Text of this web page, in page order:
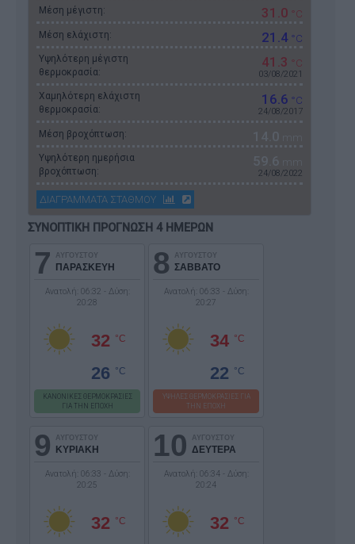
Μέση μέγιστη: 31.0 °C
Μέση ελάχιστη: 21.4 °C
Υψηλότερη μέγιστη
θερμοκρασία:
41.3 °C
03/08/2021
Χαμηλότερη ελάχιστη
θερμοκρασία:
16.6 °C
24/08/2017
Μέση βροχόπτωση: 14.0 mm
Υψηλότερη ημερήσια
βροχόπτωση:
59.6 mm
24/08/2022
ΔΙΑΓΡΑΜΜΑΤΑ ΣΤΑΘΜΟΥ
ΣΥΝΟΠΤΙΚΗ ΠΡΟΓΝΩΣΗ 4 ΗΜΕΡΩΝ
7 ΑΥΓΟΥΣΤΟΥ
ΠΑΡΑΣΚΕΥΗ
Ανατολή: 06:32 - Δύση:
20:28
32 °C
26 °C
ΚΑΝΟΝΙΚΕΣ ΘΕΡΜΟΚΡΑΣΙΕΣ
ΓΙΑ ΤΗΝ ΕΠΟΧΗ
8 ΑΥΓΟΥΣΤΟΥ
ΣΑΒΒΑΤΟ
Ανατολή: 06:33 - Δύση:
20:27
34 °C
22 °C
ΥΨΗΛΕΣ ΘΕΡΜΟΚΡΑΣΙΕΣ ΓΙΑ
ΤΗΝ ΕΠΟΧΗ
9 ΑΥΓΟΥΣΤΟΥ
ΚΥΡΙΑΚΗ
Ανατολή: 06:33 - Δύση:
20:25
32 °C
10 ΑΥΓΟΥΣΤΟΥ
ΔΕΥΤΕΡΑ
Ανατολή: 06:34 - Δύση:
20:24
32 °C